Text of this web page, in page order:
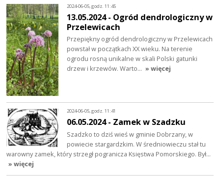
2024-06-05, godz. 11:45
13.05.2024 - Ogród dendrologiczny w
Przelewicach
Przepiękny ogród dendrologiczny w Przelewicach
powstał w początkach XX wieku. Na terenie
ogrodu rosną unikalne w skali Polski gatunki
drzew i krzewów. Warto… » więcej
2024-06-05, godz. 11:41
06.05.2024 - Zamek w Szadzku
Szadzko to dziś wieś w gminie Dobrzany, w
powiecie stargardzkim. W średniowieczu stał tu
warowny zamek, który strzegł pogranicza Księstwa Pomorskiego. Był…
» więcej